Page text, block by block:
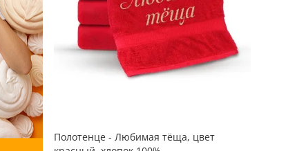
Полотенце - Любимая тёща, цвет